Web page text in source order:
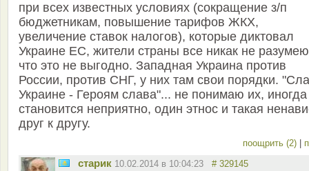
при всех известных условиях (сокращение з/п
бюджетникам, повышение тарифов ЖКХ,
увеличение ставок налогов), которые диктовал
Украине ЕС, жители страны все никак не
что это не выгодно. Западная Украина против
России, против СНГ, у них там свои порядки.
Украине - Героям слава"... не понимаю их, иногда
становится неприятно, один этнос и такая
друг к другу.
поощрить (2)
старик 10.02.2014 в 10:04:23 # 329145